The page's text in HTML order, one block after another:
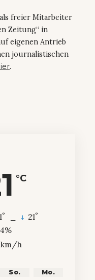
freier Mitarbeiter
Zeitung“ in
eigenen Antrieb
journalistischen
.
°C
° 21°
km/h
So. Mo.